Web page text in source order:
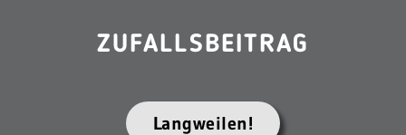
ZUFALLSBEITRAG
Langweilen!